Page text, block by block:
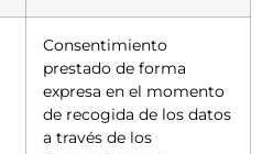
Consentimiento
prestado de forma
expresa en el momento
de recogida de los datos
a través de los